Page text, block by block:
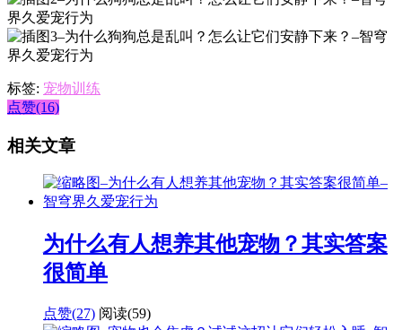
标签: 宠物训练
点赞(16)
相关文章
为什么有人想养其他宠物？其实答案
很简单
点赞(27) 阅读(59)